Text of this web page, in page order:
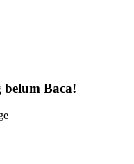
belum Baca!